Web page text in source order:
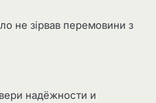
не зірвав перемовини з
надёжности и